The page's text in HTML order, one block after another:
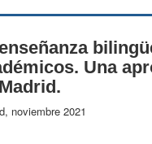
Una
noviembre 2021